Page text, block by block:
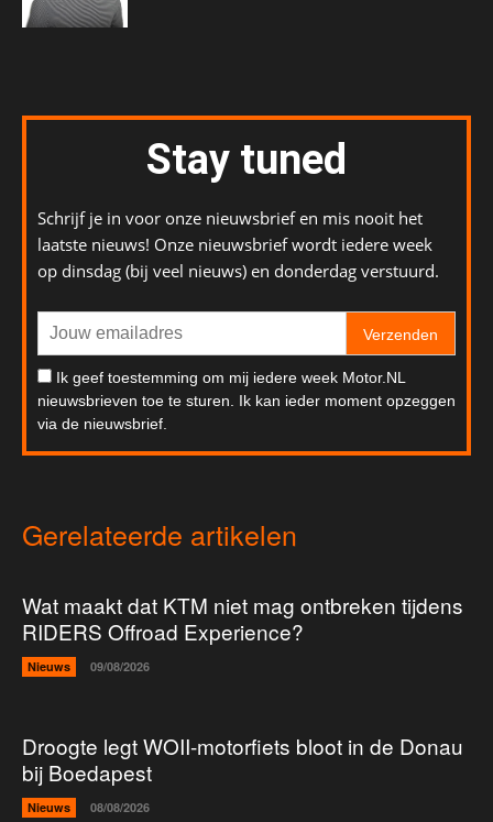
Stay tuned
Schrijf je in voor onze nieuwsbrief en mis nooit het
laatste nieuws! Onze nieuwsbrief wordt iedere week
op dinsdag (bij veel nieuws) en donderdag verstuurd.
Verzenden
Ik geef toestemming om mij iedere week Motor.NL
nieuwsbrieven toe te sturen. Ik kan ieder moment opzeggen
via de nieuwsbrief.
Gerelateerde artikelen
Wat maakt dat KTM niet mag ontbreken tijdens
RIDERS Offroad Experience?
Nieuws 09/08/2026
Droogte legt WOII-motorfiets bloot in de Donau
bij Boedapest
Nieuws 08/08/2026